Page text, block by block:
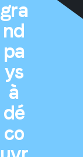
gra
nd
pa
ys
à
dé
co